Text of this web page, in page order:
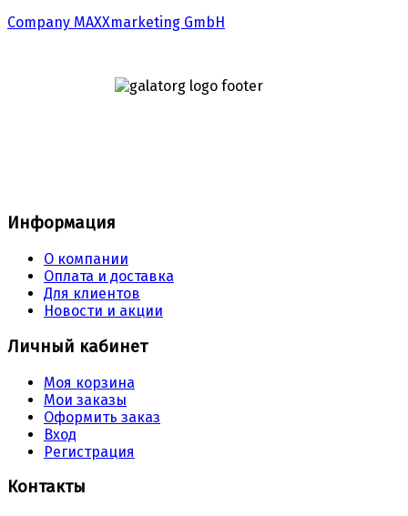
Company MAXXmarketing GmbH
Информация
О компании
Оплата и доставка
Для клиентов
Новости и акции
Личный кабинет
Моя корзина
Мои заказы
Оформить заказ
Вход
Регистрация
Контакты